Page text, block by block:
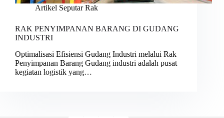
Artikel Seputar Rak
RAK PENYIMPANAN BARANG DI GUDANG
INDUSTRI
Optimalisasi Efisiensi Gudang Industri melalui Rak
Penyimpanan Barang Gudang industri adalah pusat
kegiatan logistik yang…